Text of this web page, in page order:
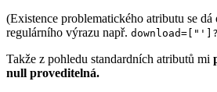
(Existence problematického atributu se
regulárního výrazu např.
Takže z pohledu standardních atributů mi
null proveditelná.